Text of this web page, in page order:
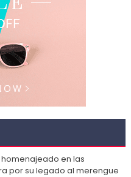
en las
por su legado al merengue